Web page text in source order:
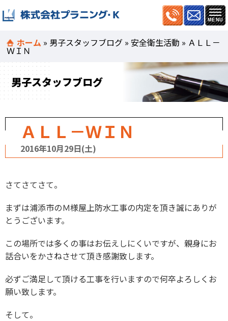
ホーム » 男子スタッフブログ »安全衛生活動 » ＡＬＬ－
ＷＩＮ
男子スタッフブログ
ＡＬＬ－ＷＩＮ
2016年10月29日(土)
さてさてさて。
まずは浦添市のＭ様屋上防水工事の内定を頂き誠にありが
とうございます。
この場所では多くの事はお伝えしにくいですが、親身にお
話合いをかさねさせて頂き感謝致します。
必ずご満足して頂ける工事を行いますので何卒よろしくお
願い致します。
そして。